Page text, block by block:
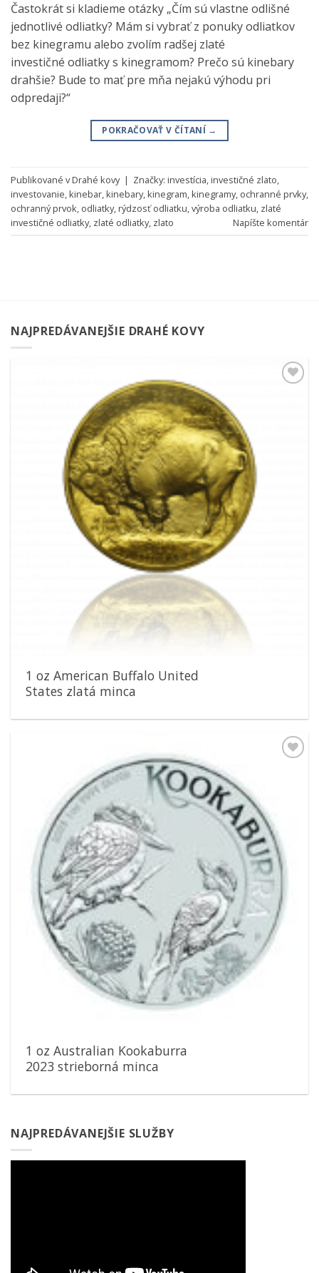
Častokrát si kladieme otázky „Čím sú vlastne odlišné
jednotlivé odliatky? Mám si vybrať z ponuky odliatkov
bez kinegramu alebo zvolím radšej zlaté
investičné odliatky s kinegramom? Prečo sú kinebary
drahšie? Bude to mať pre mňa nejakú výhodu pri
odpredaji?“
POKRAČOVAŤ V ČÍTANÍ →
Publikované vDrahé kovy | Značky: investícia,investičné zlato,
investovanie,kinebar,kinebary,kinegram,kinegramy, ochranné prvky,
ochranný prvok, odliatky,rýdzosť odliatku,výroba odliatku, zlaté
investičné odliatky, zlaté odliatky, zlato Napíšte komentár
NAJPREDÁVANEJŠIE DRAHÉ KOVY
1 oz American Buffalo United
States zlatá minca
1 oz Australian Kookaburra
2023 strieborná minca
NAJPREDÁVANEJŠIE SLUŽBY